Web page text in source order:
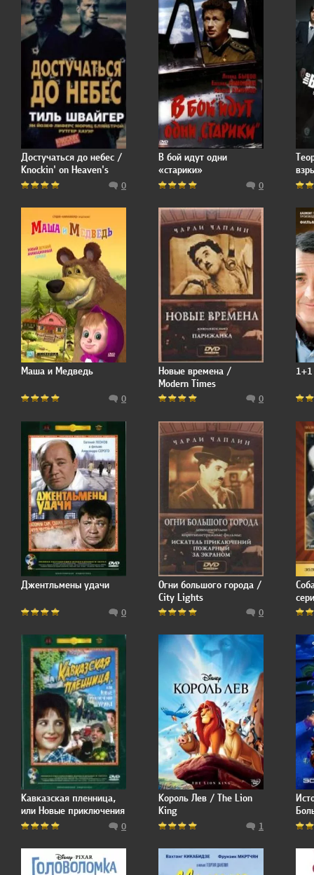
Достучаться до небес /
Knockin' on Heaven's
Door
0
В бой идут одни
«старики»
0
Маша и Медведь
0
Новые времена /
Modern Times
0
Джентльмены удачи
0
Огни большого города /
City Lights
0
Кавказская пленница,
или Новые приключения
Шурика
0
Король Лев / The Lion
King
1